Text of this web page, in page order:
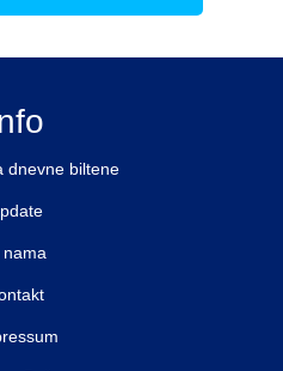
dnevne biltene
nama